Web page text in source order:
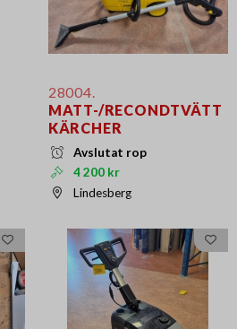
28004.
MATT-/RECONDTVÄTT
KÄRCHER
Avslutat rop
4 200 kr
Lindesberg